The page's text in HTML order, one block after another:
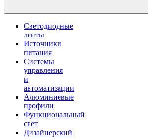
Светодиодные
ленты
Источники
питания
Системы
управления
и
автоматизации
Алюминиевые
профили
Функциональный
свет
Дизайнерский